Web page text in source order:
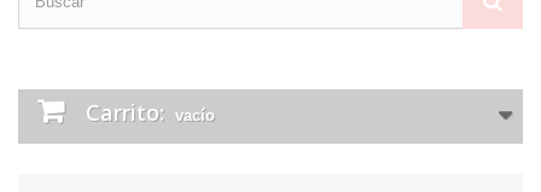
Carrito: vacío